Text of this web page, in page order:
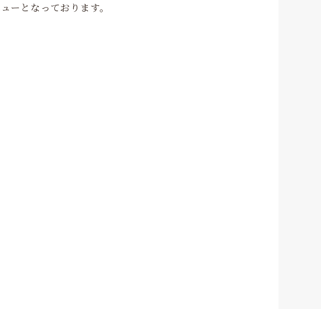
ーとなっております。